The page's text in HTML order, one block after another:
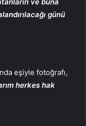
günü
eşiyle fotoğrafı,
herkes hak